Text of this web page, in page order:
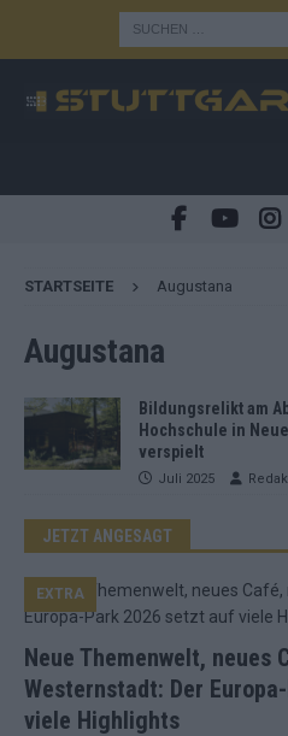
STARTSEITE Augustana
Augustana
Bildungsrelikt am
Hochschule in
verspielt
Juli 2025
JETZT ANGESAGT
Neue Themenwelt, neues
Westernstadt: Der
viele Highlights
EXTRA